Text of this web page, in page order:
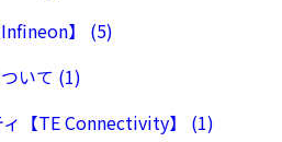
】 (5)
いて (1)
ィ【TE Connectivity】 (1)